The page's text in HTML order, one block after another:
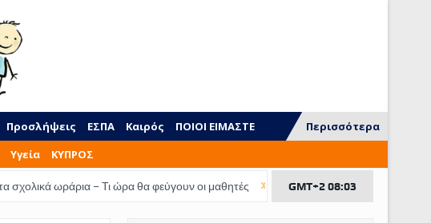
Περισσότερα
Προσλήψεις ΕΣΠΑ Καιρός
ΠΟΙΟΙ ΕΙΜΑΣΤΕ
Υγεία ΚΥΠΡΟΣ
– Τι ώρα θα φεύγουν οι μαθητές Τι ξεχνάμε να διδάξουμε στα παιδιά
GMT+2 08:03